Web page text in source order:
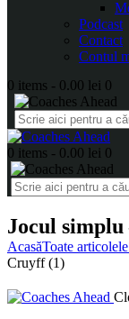
Podcast
Contact
Contul
0 items - 0.00 lei 0
0 items - 0.00 lei 0
Jocul
AcasăToate articolele
Cruyff (1)